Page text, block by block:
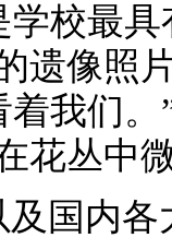
校最
遗像照
我们
花丛中
国内